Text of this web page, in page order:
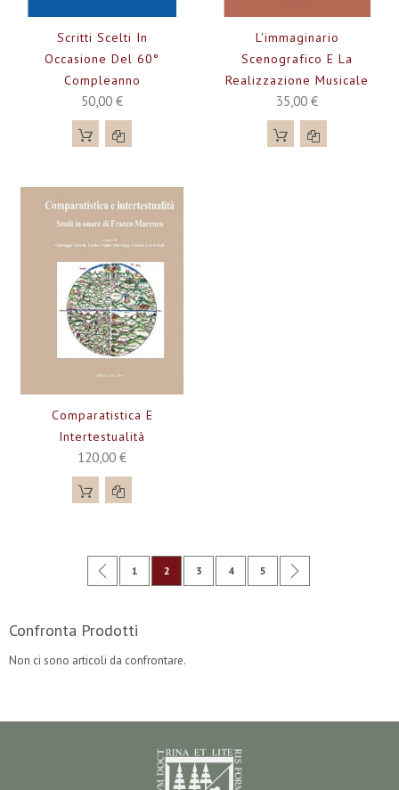
Scritti Scelti In
Occasione Del 60°
Compleanno
50,00 €
L'immaginario
Scenografico E La
Realizzazione Musicale
35,00 €
Comparatistica E
Intertestualità
120,00 €
Pagina Pagina
Precedente
Pagina
1 Attualmente stai leggendo la pagina
2 Pagina
3 Pagina
4 Pagina
5
Confronta Prodotti
Non ci sono articoli da confrontare.